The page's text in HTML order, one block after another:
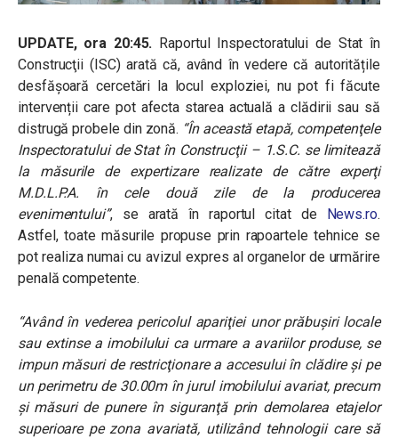
UPDATE, ora 20:45. Raportul Inspectoratului de Stat în
Construcţii (ISC) arată că, având în vedere că autoritățile
desfășoară cercetări la locul exploziei, nu pot fi făcute
intervenții care pot afecta starea actuală a clădirii sau să
distrugă probele din zonă. “În această etapă, competenţele
Inspectoratului de Stat în Construcţii – 1.S.C. se limitează
la măsurile de expertizare realizate de către experţi
M.D.L.P.A. în cele două zile de la producerea
evenimentului”, se arată în raportul citat de News.ro.
Astfel, toate măsurile propuse prin rapoartele tehnice se
pot realiza numai cu avizul expres al organelor de urmărire
penală competente.
“Având în vederea pericolul apariţiei unor prăbuşiri locale
sau extinse a imobilului ca urmare a avariilor produse, se
impun măsuri de restricţionare a accesului în clădire şi pe
un perimetru de 30.00m în jurul imobilului avariat, precum
şi măsuri de punere în siguranţă prin demolarea etajelor
superioare pe zona avariată, utilizând tehnologii care să